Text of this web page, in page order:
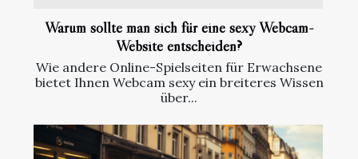
Warum sollte man sich für eine sexy Webcam-
Website entscheiden?
Wie andere Online-Spielseiten für Erwachsene
bietet Ihnen Webcam sexy ein breiteres Wissen
über...